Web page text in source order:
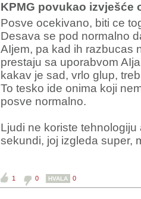
KPMG povukao izvješće
Posve ocekivano, biti ce
Desava se pod normalno
AIjem, pa kad ih razbucas
prestaju sa uporabvom
kakav je sad, vrlo glup,
To tesko ide onima koji
posve normalno.
Ljudi ne koriste
sekundi, joj izgleda super,
1 0 HVALA 0